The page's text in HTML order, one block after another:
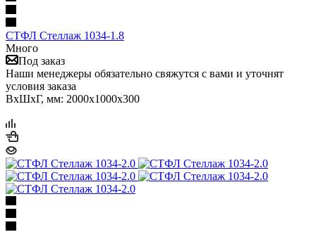
СТФЛ Стеллаж 1034-1.8
Много
Под заказ
Наши менеджеры обязательно свяжутся с вами и уточнят
условия заказа
ВхШхГ, мм: 2000x1000x300